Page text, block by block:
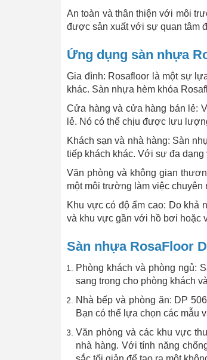
An toàn và thân thiện với môi
được sản xuất với sự quan tâm
Ứng dụng sàn nhựa
Gia đình: Rosafloor là một sự
khác. Sàn nhựa hèm khóa
Cửa hàng và cửa hàng bán lẻ:
lẻ. Nó có thể chịu được lưu
Khách sạn và nhà hàng: Sàn
tiếp khách khác. Với sự đa dạng
Văn phòng và không gian
một môi trường làm việc
Khu vực có độ ẩm cao: Do khả
và khu vực gần với hồ bơi hoặc
Sàn nhựa RosaFloor
Phòng khách và phòng ngủ:
sang trọng cho phòng khách
Nhà bếp và phòng ăn: DP
Bạn có thể lựa chọn các mẫu
Văn phòng và các khu vực
nhà hàng. Với tính năng